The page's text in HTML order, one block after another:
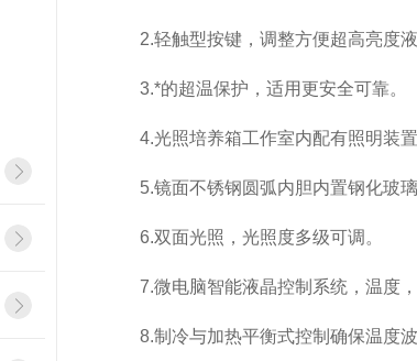
2.轻触型按键，调整方便超高亮度液
3.*的超温保护，适用更安全可靠。
4.光照培养箱工作室内配有照明装置
5.镜面不锈钢圆弧内胆内置钢化玻璃
6.双面光照，光照度多级可调。
7.微电脑智能液晶控制系统，温度，
8.制冷与加热平衡式控制确保温度波